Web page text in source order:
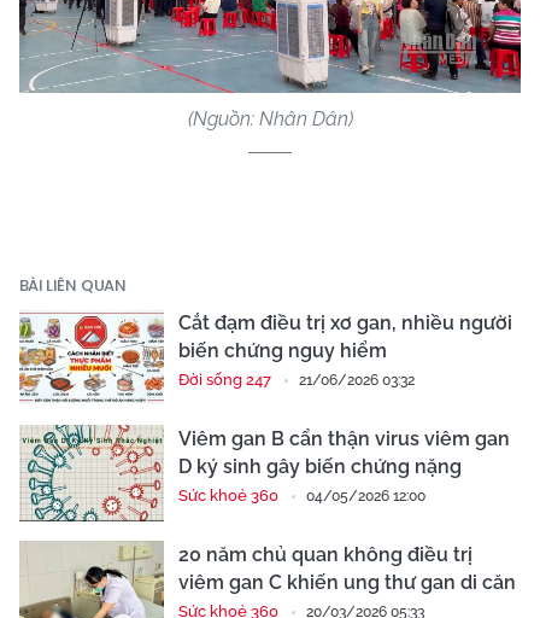
Video
(Nguồn: Nhân Dân)
BÀI LIÊN QUAN
Cắt đạm điều trị xơ gan, nhiều người
biến chứng nguy hiểm
Đời sống 247 21/06/2026 03:32
Viêm gan B cẩn thận virus viêm gan
D ký sinh gây biến chứng nặng
Sức khoẻ 360 04/05/2026 12:00
20 năm chủ quan không điều trị
viêm gan C khiến ung thư gan di căn
Sức khoẻ 360 20/03/2026 05:33